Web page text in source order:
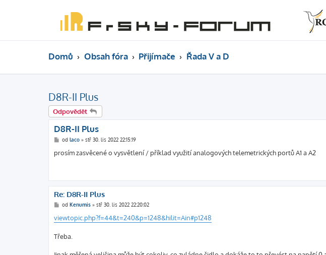
Domů Obsah fóra Přijímače Řada V a D
D8R-II Plus
Odpovědět
D8R-II Plus
P
í
s
e
k
od laco» stř 30. lis 2022 22:15:19
prosím zasvěcené o vysvětlení / příklad využití analogových telemetrických portů A1 a A2
Re: D8R-II Plus
P
í
s
ě
v
k
od Kenumis» stř 30. lis 2022 22:20:02
viewtopic.php?f=44&t=240&p=1248&hilit=Ain#p1248
Třeba.